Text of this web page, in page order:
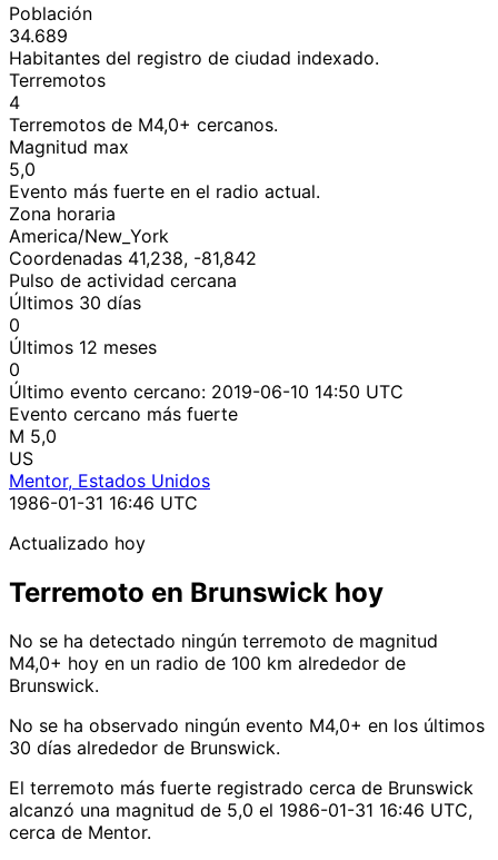
Población
34.689
Habitantes del registro de ciudad indexado.
Terremotos
4
Terremotos de M4,0+ cercanos.
Magnitud max
5,0
Evento más fuerte en el radio actual.
Zona horaria
America/New_York
Coordenadas 41,238, -81,842
Pulso de actividad cercana
Últimos 30 días
0
Últimos 12 meses
0
Último evento cercano: 2019-06-10 14:50 UTC
Evento cercano más fuerte
M 5,0
US
Mentor, Estados Unidos
1986-01-31 16:46 UTC
Actualizado hoy
Terremoto en Brunswick hoy
No se ha detectado ningún terremoto de magnitud
M4,0+ hoy en un radio de 100 km alrededor de
Brunswick.
No se ha observado ningún evento M4,0+ en los últimos
30 días alrededor de Brunswick.
El terremoto más fuerte registrado cerca de Brunswick
alcanzó una magnitud de 5,0 el 1986-01-31 16:46 UTC,
cerca de Mentor.